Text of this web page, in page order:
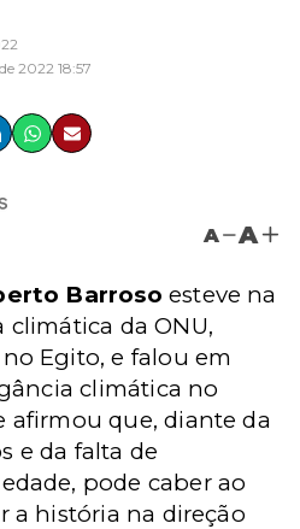
2022 18:57
A A
Barroso esteve na
climática da ONU,
no Egito, e falou em
climática no
afirmou que,diante da
e da falta de
pode caber ao
a história na direção